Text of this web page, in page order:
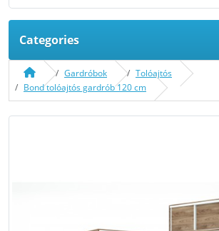
Categories
Gardróbok
Tolóajtós
Bond tolóajtós gardrób 120 cm